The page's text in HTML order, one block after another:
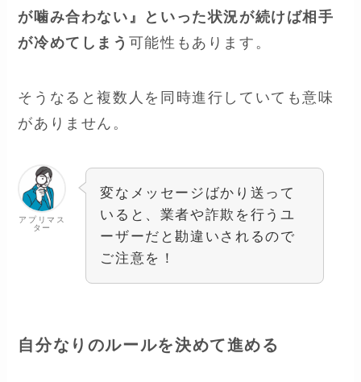
が噛み合わない』といった状況が続けば相手
が冷めてしまう 可能性もあります。
そうなると複数人を同時進行していても意味
がありません。
アプリマス
ター
変なメッセージばかり送って
いると、業者や詐欺を行うユ
ーザーだと勘違いされるので
ご注意を！
自分なりのルールを決めて進める